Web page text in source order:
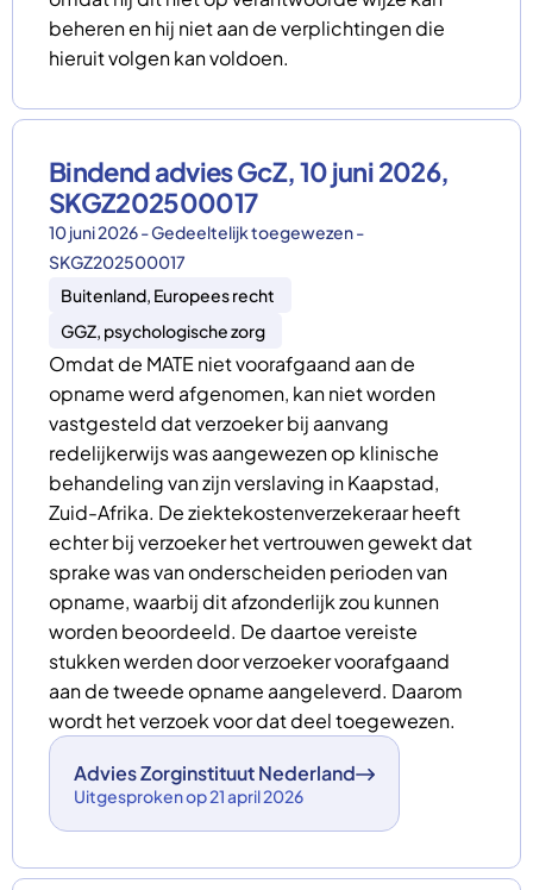
beheren en hij niet aan de verplichtingen die
hieruit volgen kan voldoen.
Bindend advies GcZ, 10 juni 2026,
SKGZ202500017
10 juni 2026 - Gedeeltelijk toegewezen -
SKGZ202500017
Buitenland, Europees recht
GGZ, psychologische zorg
Omdat de MATE niet voorafgaand aan de
opname werd afgenomen, kan niet worden
vastgesteld dat verzoeker bij aanvang
redelijkerwijs was aangewezen op klinische
behandeling van zijn verslaving in Kaapstad,
Zuid-Afrika. De ziektekostenverzekeraar heeft
echter bij verzoeker het vertrouwen gewekt dat
sprake was van onderscheiden perioden van
opname, waarbij dit afzonderlijk zou kunnen
worden beoordeeld. De daartoe vereiste
stukken werden door verzoeker voorafgaand
aan de tweede opname aangeleverd. Daarom
wordt het verzoek voor dat deel toegewezen.
Advies Zorginstituut Nederland
Uitgesproken op 21 april 2026